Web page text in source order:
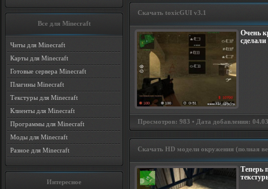
Все для Minecraft
Читы для Minecraft
Карты для Minecraft
Готовые сервера Minecraft
Плагины Minecraft
Текстуры для Minecraft
Клиенты для Minecraft
Программы для Minecraft
Моды для Minecraft
Разное для Minecraft
Интересное
Скачать toxicGUI v3.1
Очень
Просмотров: 983 • Дата добавления:
Скачать HD модели окружения (полная
Теперь